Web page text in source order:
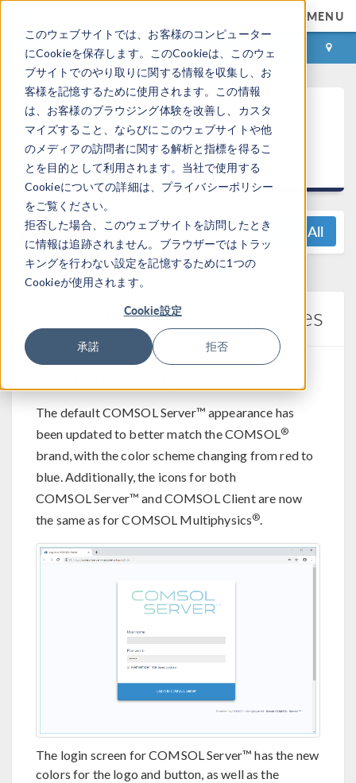
このウェブサイトでは、お客様のコンピューター
にCookieを保存します。このCookieは、このウェ
ブサイトでのやり取りに関する情報を収集し、お
客様を記憶するために使用されます。この情報
は、お客様のブラウジング体験を改善し、カスタ
マイズすること、ならびにこのウェブサイトや他
のメディアの訪問者に関する解析と指標を得るこ
とを目的として利用されます。当社で使用する
Cookieについての詳細は、プライバシーポリシー
をご覧ください。
拒否した場合、このウェブサイトを訪問したとき
に情報は追跡されません。ブラウザーではトラッ
キングを行わない設定を記憶するために1つの
Cookieが使用されます。
Cookie設定
承諾 拒否
MENU
ログイン お問い合わせ
COMSOL Multiphysics ®
5.5 リリースハイライ
ト
View All
COMSOL Server™ Updates
The default COMSOL Server™ appearance has
been updated to better match the COMSOL®
brand, with the color scheme changing from red to
blue. Additionally, the icons for both
COMSOL Server™ and COMSOL Client are now
the same as for COMSOL Multiphysics®.
The login screen for COMSOL Server™ has the new
colors for the logo and button, as well as the